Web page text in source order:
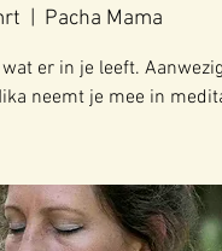
Pacha Mama
er in je leeft.
neemt je mee in